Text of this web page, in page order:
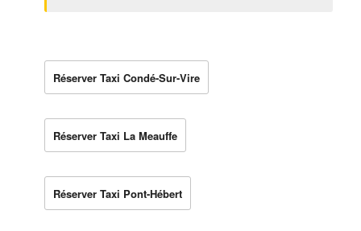
Réserver Taxi Condé-Sur-Vire
Réserver Taxi La Meauffe
Réserver Taxi Pont-Hébert